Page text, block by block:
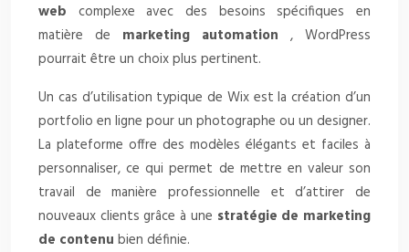
web complexe avec des besoins spécifiques en
matière de marketing automation , WordPress
pourrait être un choix plus pertinent.
Un cas d’utilisation typique de Wix est la création d’un
portfolio en ligne pour un photographe ou un designer.
La plateforme offre des modèles élégants et faciles à
personnaliser, ce qui permet de mettre en valeur son
travail de manière professionnelle et d’attirer de
nouveaux clients grâce à une stratégie de marketing
de contenu bien définie.